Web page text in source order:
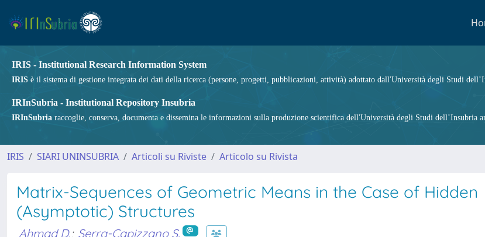
IRIS - Institutional Research Information System
IRIS è il sistema di gestione integrata dei dati della ricerca (persone, progetti, pubblicazioni, attività) adottato dall'Università degli Studi
IRInSubria - Institutional Repository Insubria
IRInSubria raccoglie, conserva, documenta e dissemina le informazioni sulla produzione scientifica dell'Università degli Studi dell’Insubria
IRIS SIARI UNINSUBRIA Articoli su Riviste Articolo su Rivista
Matrix-Sequences of Geometric Means in the Case of Hidden
(Asymptotic) Structures
Ahmad D.; Serra-Capizzano S.